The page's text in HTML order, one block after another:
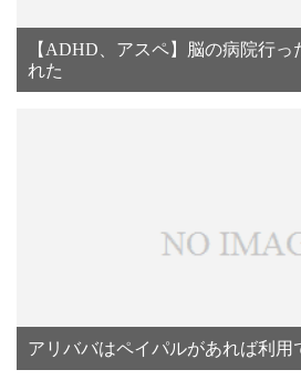
【ADHD、アスペ】脳の病院行っ
れた
アリババはペイパルがあれば利用